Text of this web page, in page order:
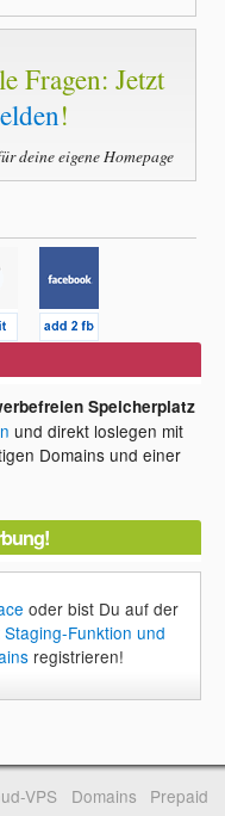
Fragen: Jetzt
!
deine eigene Homepage
Speicherplatz
und direkt loslegen mit
Domains und einer
oder bist Du auf der
Funktion und
registrieren!
VPS Domains
Prepaid